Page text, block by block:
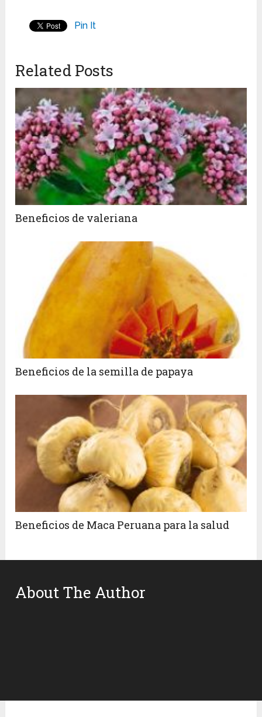
Pin It
Related Posts
Beneficios de valeriana
Beneficios de la semilla de papaya
Beneficios de Maca Peruana para la salud
About The Author